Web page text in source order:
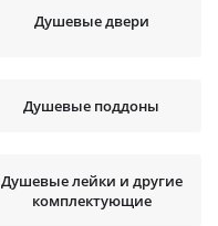
Душевые двери
Душевые поддоны
Душевые лейки и другие
комплектующие